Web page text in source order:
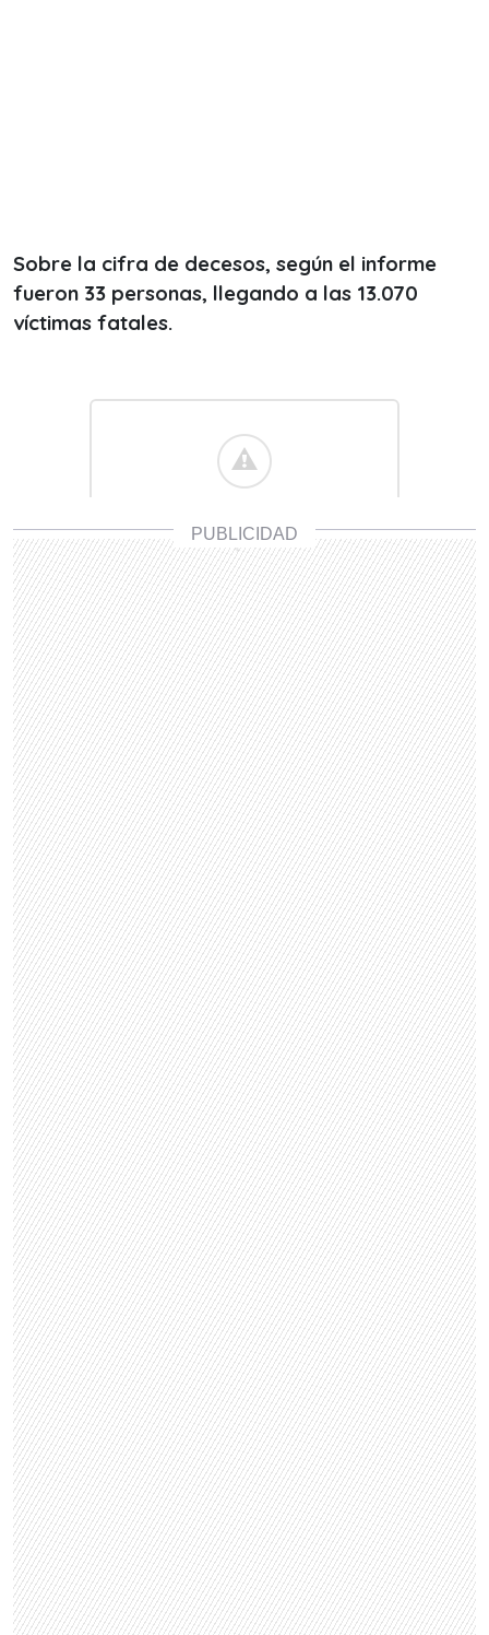
Sobre la cifra de decesos, según el informe
fueron 33 personas, llegando a las 13.070
víctimas fatales.